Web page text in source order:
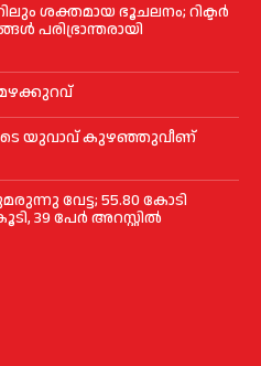
ശക്തമായ ഭൂചലനം; റിക്ടര്‍
പരിഭ്രാന്തരായി
യുവാവ് കുഴഞ്ഞുവീണ്
വേട്ട; 55.80 കോടി
39 പേർ അറസ്റ്റിൽ